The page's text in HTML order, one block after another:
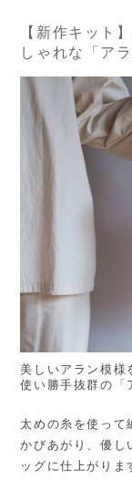
【新作キット
しゃれな「ア
美しいアラン模様
使い勝手抜群の「
太めの糸を使って
かびあがり、優し
ッグに仕上がりま